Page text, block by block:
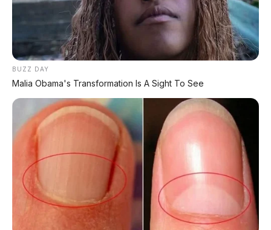
ini dibangun di atas platformmonocoque(bukan
ladder frame seperti pickup biasa), sehingga
kenyamanan berkendaranya setara SUV keluarga.
Fitur paling unggulannya adalahatap belakang
yang bisa dilepas
bisa dibongkar. Dalam waktu singkat, Tiggo V
bertransformasi dari SUV 7-seater menjadipickup
dengan bak terbuka, dilengkapi sports bar dan
adjustable dividersuntuk memisahkan kabin
dengan area kargo.
Chery mengklaim ada6 konfigurasi berbeda
yang bisa dilakukan, termasuk mode
camper
untuk berkemah. Ini menjadikan Tiggo V sebagai
kendaraan paling serbaguna
di kelasnya.
BUZZ DAY
Malia Obama's Transformation Is A Sight To See